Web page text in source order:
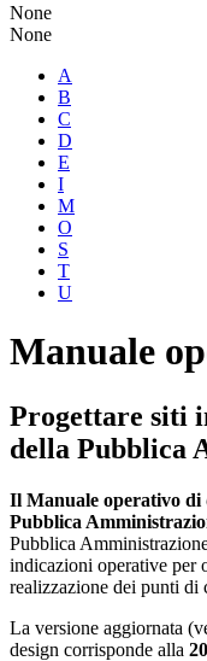
None
None
A
B
C
D
E
I
M
O
S
T
U
Manuale
Progettare siti
della Pubblica
Il Manuale operativo di
Pubblica
Pubblica
indicazioni operative per
realizzazione dei punti di
La versione aggiornata
design corrisponde alla